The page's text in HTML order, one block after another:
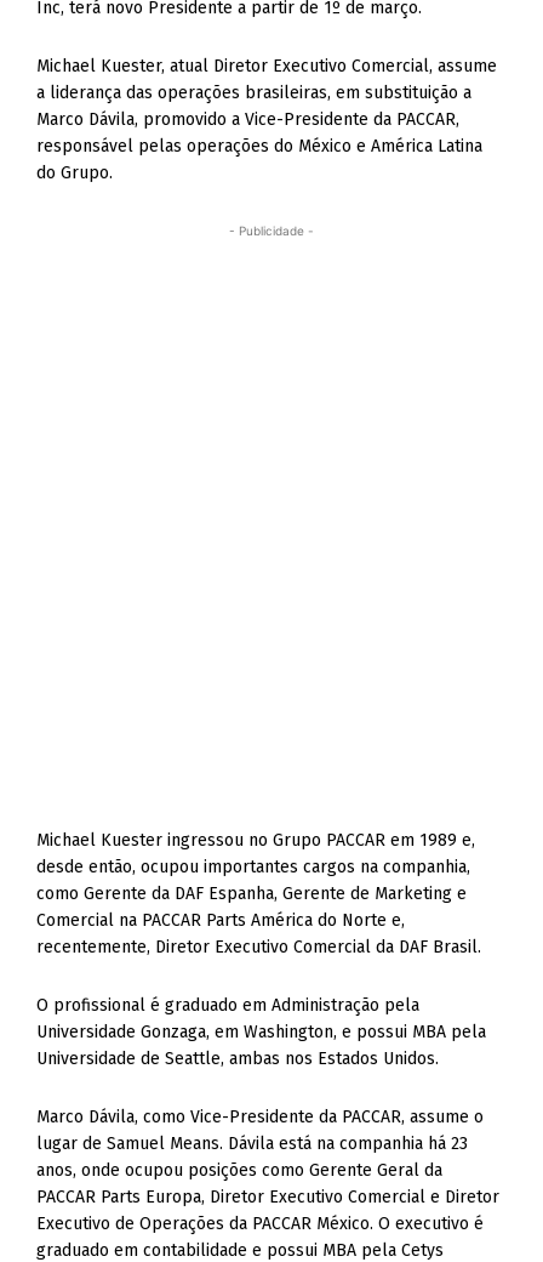
Inc, terá novo Presidente a partir de 1º de março.
Michael Kuester, atual Diretor Executivo Comercial, assume
a liderança das operações brasileiras, em substituição a
Marco Dávila, promovido a Vice-Presidente da PACCAR,
responsável pelas operações do México e América Latina
do Grupo.
- Publicidade -
Michael Kuester ingressou no Grupo PACCAR em 1989 e,
desde então, ocupou importantes cargos na companhia,
como Gerente da DAF Espanha, Gerente de Marketing e
Comercial na PACCAR Parts América do Norte e,
recentemente, Diretor Executivo Comercial da DAF Brasil.
O profissional é graduado em Administração pela
Universidade Gonzaga, em Washington, e possui MBA pela
Universidade de Seattle, ambas nos Estados Unidos.
Marco Dávila, como Vice-Presidente da PACCAR, assume o
lugar de Samuel Means. Dávila está na companhia há 23
anos, onde ocupou posições como Gerente Geral da
PACCAR Parts Europa, Diretor Executivo Comercial e Diretor
Executivo de Operações da PACCAR México. O executivo é
graduado em contabilidade e possui MBA pela Cetys